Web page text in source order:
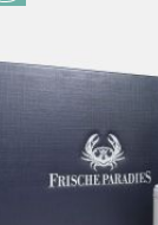
höherwertiges
Bitte beachten
höheren
Wartezeiten